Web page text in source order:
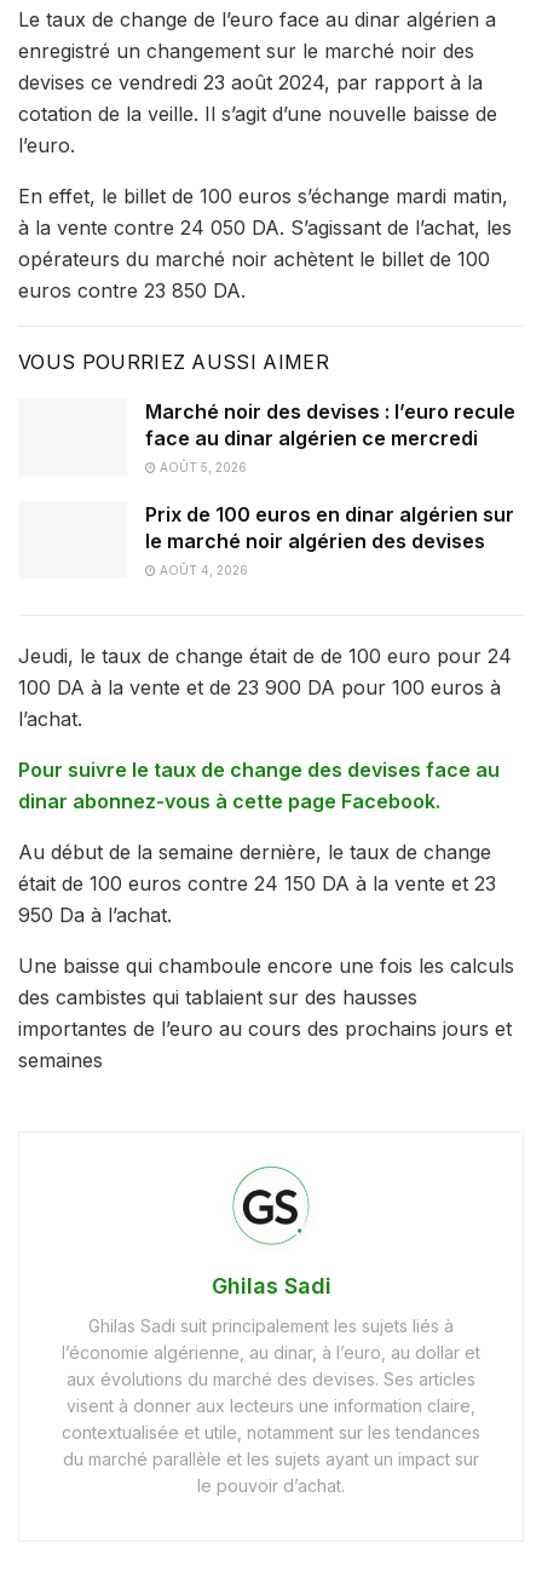
Le taux de change de l’euro face au dinar algérien a
enregistré un changement sur le marché noir des
devises ce vendredi 23 août 2024, par rapport à la
cotation de la veille. Il s’agit d’une nouvelle baisse de
l’euro.
En effet, le billet de 100 euros s’échange mardi matin,
à la vente contre 24 050 DA. S’agissant de l’achat, les
opérateurs du marché noir achètent le billet de 100
euros contre 23 850 DA.
VOUS POURRIEZ AUSSI AIMER
Marché noir des devises : l’euro recule
face au dinar algérien ce mercredi
AOÛT 5, 2026
Prix de 100 euros en dinar algérien sur
le marché noir algérien des devises
AOÛT 4, 2026
Jeudi, le taux de change était de de 100 euro pour 24
100 DA à la vente et de 23 900 DA pour 100 euros à
l’achat.
Pour suivre le taux de change des devises face au
dinar abonnez-vous à cette page Facebook.
Au début de la semaine dernière, le taux de change
était de 100 euros contre 24 150 DA à la vente et 23
950 Da à l’achat.
Une baisse qui chamboule encore une fois les calculs
des cambistes qui tablaient sur des hausses
importantes de l’euro au cours des prochains jours et
semaines
Ghilas Sadi
Ghilas Sadi suit principalement les sujets liés à
l’économie algérienne, au dinar, à l’euro, au dollar et
aux évolutions du marché des devises. Ses articles
visent à donner aux lecteurs une information claire,
contextualisée et utile, notamment sur les tendances
du marché parallèle et les sujets ayant un impact sur
le pouvoir d’achat.